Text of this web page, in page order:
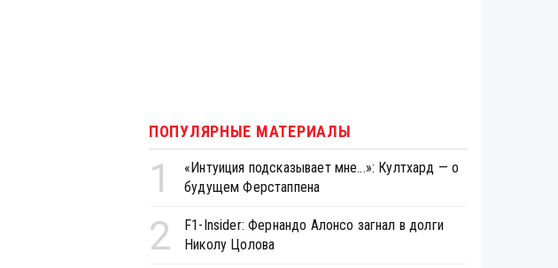
ПОПУЛЯРНЫЕ МАТЕРИАЛЫ
1
«Интуиция подсказывает мне...»: Култхард — о
будущем Ферстаппена
2
F1-Insider: Фернандо Алонсо загнал в долги
Николу Цолова